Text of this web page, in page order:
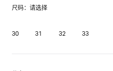
尺码：请选择
30 31 32 33